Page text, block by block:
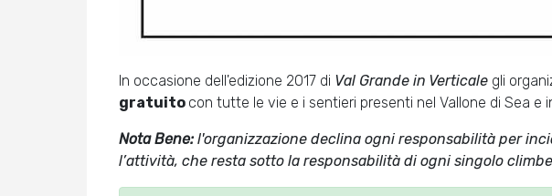
In occasione dell'edizione 2017 di Val Grande in Verticale gli
gratuito con tutte le vie e i sentieri presenti nel Vallone di Sea e
Nota Bene: l'organizzazione declina ogni responsabilità per
l’attività, che resta sotto la responsabilità di ogni singolo